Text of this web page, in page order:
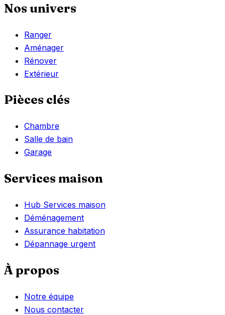
Nos univers
Ranger
Aménager
Rénover
Extérieur
Pièces clés
Chambre
Salle de bain
Garage
Services maison
Hub Services maison
Déménagement
Assurance habitation
Dépannage urgent
À propos
Notre équipe
Nous contacter